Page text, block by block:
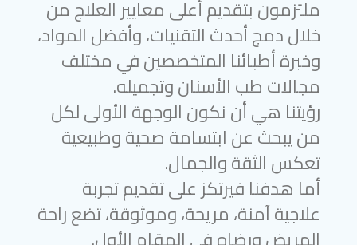
ملتزمون بتقديم أعلى معايير العلاج من
خلال دمج أحدث التقنيات، وأفضل المواد،
وخبرة أطبائنا المتخصصين في مختلف
مجالات طب الأسنان وتجميله.
رؤيتنا هي أن نكون الوجهة الأولى لكل
من يبحث عن ابتسامة صحية وطبيعية
تعكس الثقة والجمال.
أما هدفنا فيرتكز على تقديم تجربة
علاجية آمنة، مريحة، وموثوقة، تضع راحة